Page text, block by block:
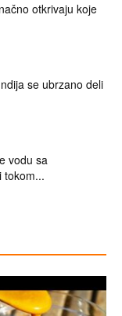
otkrivaju koje
se ubrzano deli
vodu sa
tokom...